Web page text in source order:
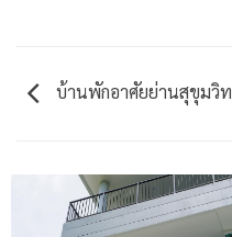
บ้านพักอาศัยย่านสุขุมวิท